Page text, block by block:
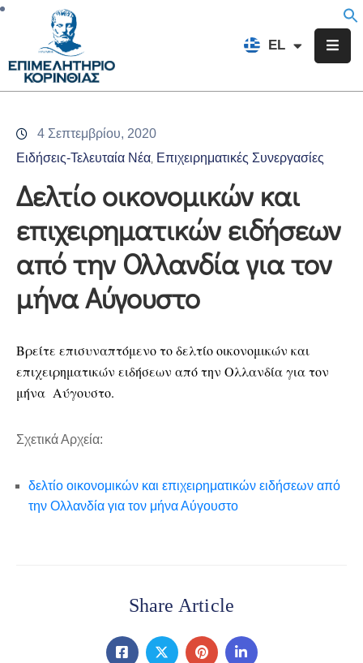
EL
FR
Επιμελητήριο
Υπηρεσίες
Προγράμματα
&
Εκδηλώσεις
Επικοινωνία
4 Σεπτεμβρίου, 2020
Ειδήσεις-Τελευταία Νέα Επιχειρηματικές Συνεργασίες
Δελτίο οικονομικών και
επιχειρηματικών ειδήσεων
από την Ολλανδία για τον
μήνα Αύγουστο
Βρείτε επισυναπτόμενο το δελτίο οικονομικών και
επιχειρηματικών ειδήσεων από την Ολλανδία για τον
μήνα Αύγουστο.
Σχετικά Αρχεία:
δελτίο οικονομικών και επιχειρηματικών ειδήσεων από
την Ολλανδία για τον μήνα Αύγουστο
Share Article